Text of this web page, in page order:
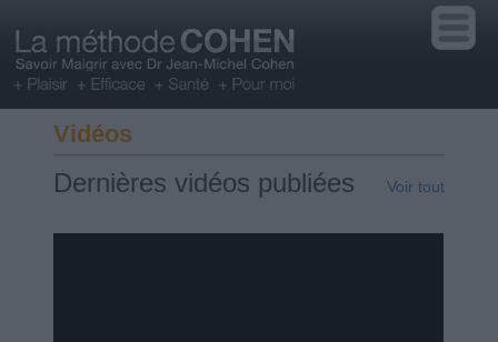
Vidéos
Dernières vidéos publiées Voir tout